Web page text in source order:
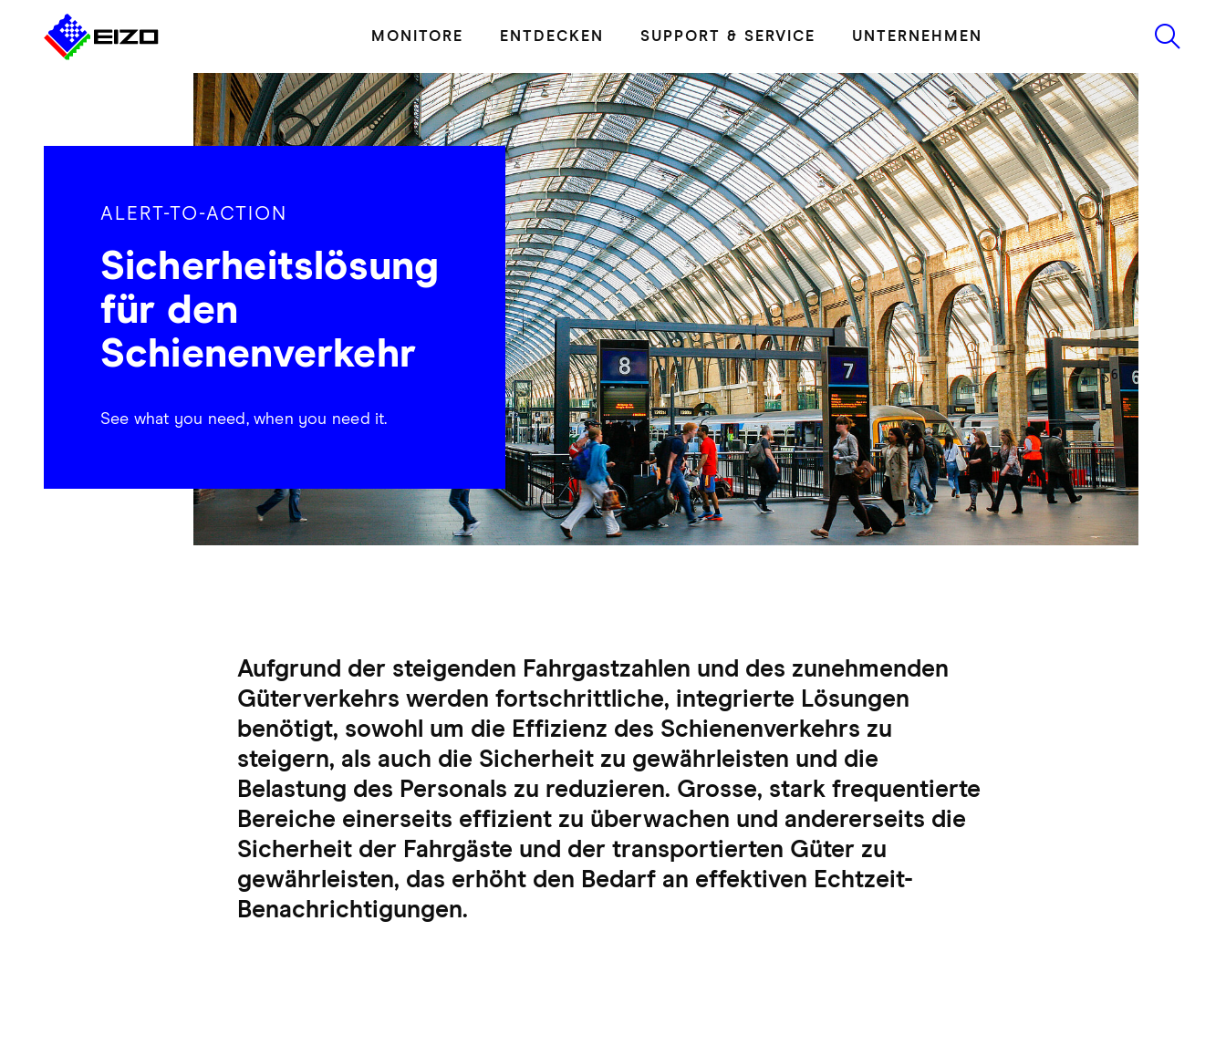
MONITORE ENTDECKEN SUPPORT & SERVICE UNTERNEHMEN
ALERT-TO-ACTION
Sicherheitslösung
für den
Schienenverkehr
See what you need, when you need it.
Aufgrund der steigenden Fahrgastzahlen und des zunehmenden
Güterverkehrs werden fortschrittliche, integrierte Lösungen
benötigt, sowohl um die Effizienz des Schienenverkehrs zu
steigern, als auch die Sicherheit zu gewährleisten und die
Belastung des Personals zu reduzieren. Grosse, stark frequentierte
Bereiche einerseits effizient zu überwachen und andererseits die
Sicherheit der Fahrgäste und der transportierten Güter zu
gewährleisten, das erhöht den Bedarf an effektiven Echtzeit-
Benachrichtigungen.